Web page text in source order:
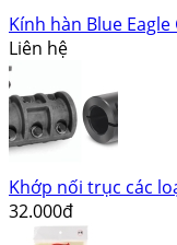
Kính hàn Blue Eagle
Liên hệ
Khớp nối trục các
32.000đ